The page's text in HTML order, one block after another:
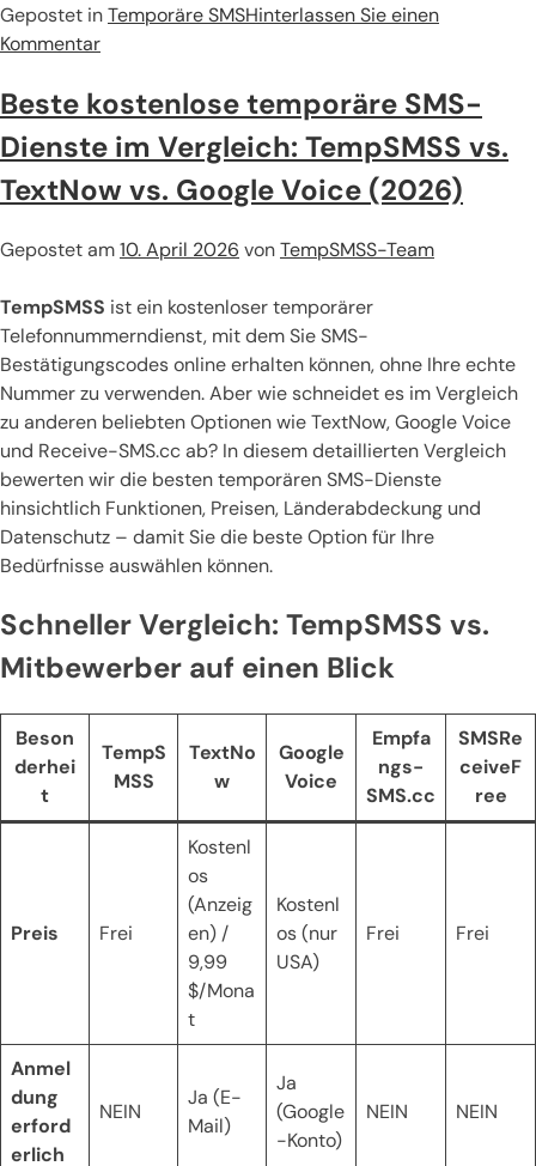
Gepostet inTemporäre SMSHinterlassen Sie einen
Kommentar
Beste kostenlose temporäre SMS-
Dienste im Vergleich: TempSMSS vs.
TextNow vs. Google Voice (2026)
Gepostet am10. April 2026 vonTempSMSS-Team
TempSMSS ist ein kostenloser temporärer
Telefonnummerndienst, mit dem Sie SMS-
Bestätigungscodes online erhalten können, ohne Ihre echte
Nummer zu verwenden. Aber wie schneidet es im Vergleich
zu anderen beliebten Optionen wie TextNow, Google Voice
und Receive-SMS.cc ab? In diesem detaillierten Vergleich
bewerten wir die besten temporären SMS-Dienste
hinsichtlich Funktionen, Preisen, Länderabdeckung und
Datenschutz – damit Sie die beste Option für Ihre
Bedürfnisse auswählen können.
Schneller Vergleich: TempSMSS vs.
Mitbewerber auf einen Blick
Beson
derhei
t
TempS
MSS
TextNo
w
Google
Voice
Empfa
ngs-
SMS.cc
SMSRe
ceiveF
ree
Preis Frei
Kostenl
os
(Anzeig
en) /
9,99
$/Mona
t
Kostenl
os (nur
USA)
Frei Frei
Anmel
dung
erford
erlich
NEIN
Ja (E-
Mail)
Ja
(Google
-Konto)
NEIN NEIN